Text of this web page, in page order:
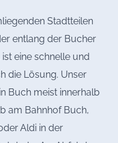
Stadtteilen
entlang der Bucher
eine schnelle und
die Lösung. Unser
Buch meist innerhalb
am Bahnhof Buch,
Aldi in der